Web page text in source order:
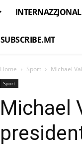
SUBSCRIBE.MT
Home Sport Michael
Sport
Michael